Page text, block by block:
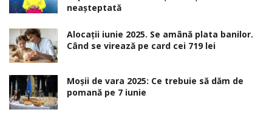
neaşteptată
Alocaţii iunie 2025. Se amână plata banilor.
Când se virează pe card cei 719 lei
Moșii de vara 2025: Ce trebuie să dăm de
pomană pe 7 iunie